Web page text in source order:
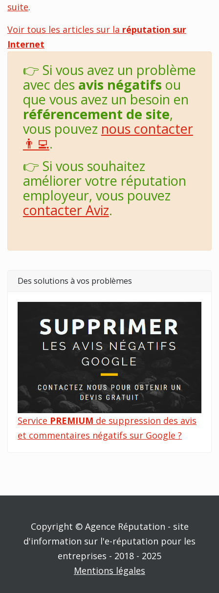
suite.
Voir tous les articles sur la réputation sur
Internet
👉 Si vous avez un problème
avec des avis négatifs ou
que vous avez un besoin en
référencement de site,
vous pouvez nous contacter
👨‍💻.
👉 Si vous souhaitez
améliorer votre réputation
employeur, vous pouvez
contacter Aviz.
Des solutions à vos problèmes
Service PREMIUM de suppression des avis
et commentaires négatifs sur Google ?
Copyright © Agence Réputation - site
d'information sur l'e-réputation pour les
entreprises - 2018 - 2025
Mentions légales